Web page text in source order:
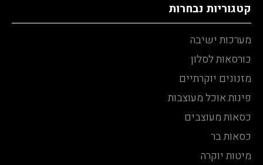
קטגוריות נבחרות
מערכות ישיבה
כורסאות לסלון
מזנונים יוקרתיים
פינות אוכל מעוצבות
כסאות מעוצבים
כסאות בר
מיטות יוקרה